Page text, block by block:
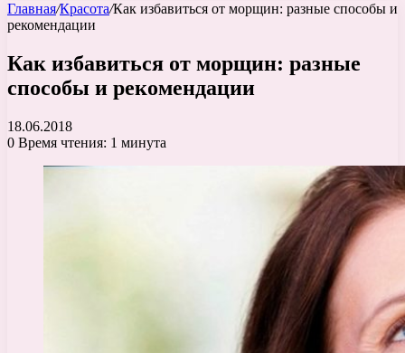
Главная/Красота/Как избавиться от морщин: разные способы и
рекомендации
Как избавиться от морщин: разные
способы и рекомендации
18.06.2018
0 Время чтения: 1 минута